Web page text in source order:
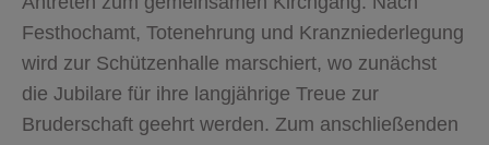
Festhochamt, Totenehrung und Kranzniederlegung
wird zur Schützenhalle marschiert, wo zunächst
die Jubilare für ihre langjährige Treue zur
Bruderschaft geehrt werden. Zum anschließenden